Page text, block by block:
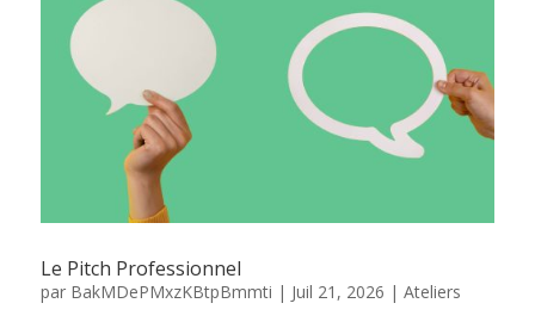
Le Pitch Professionnel
par BakMDePMxzKBtpBmmti | Juil 21, 2026 | Ateliers